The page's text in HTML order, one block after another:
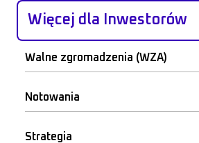
Więcej dla Inwestorów
Walne zgromadzenia (WZA)
Notowania
Strategia